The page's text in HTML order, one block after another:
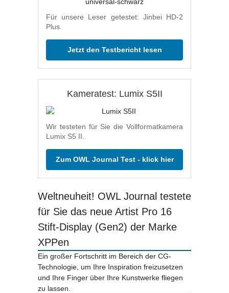
Für unsere Leser getestet: Jinbei HD-2
Plus.
Jetzt den Testbericht lesen
Kameratest: Lumix S5II
Wir testeten für Sie die Vollformatkamera
Lumix S5 II.
Zum OWL Journal Test - klick hier
Weltneuheit! OWL Journal testete
für Sie das neue Artist Pro 16
Stift-Display (Gen2) der Marke
XPPen
Ein großer Fortschritt im Bereich der CG-
Technologie, um Ihre Inspiration freizusetzen
und Ihre Finger über Ihre Kunstwerke fliegen
zu lassen.